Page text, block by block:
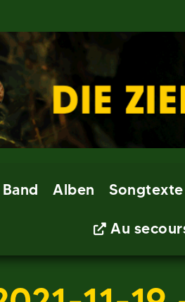
Band Alben Songtexte
Au